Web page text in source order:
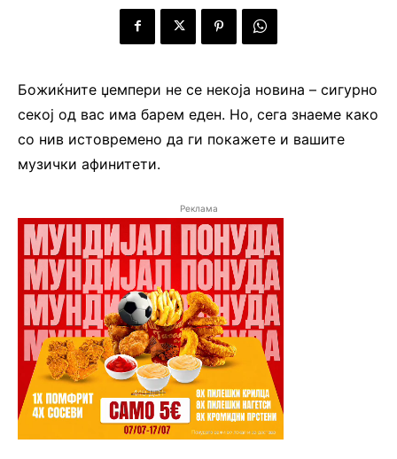
Божиќните џемпери не се некоја новина – сигурно
секој од вас има барем еден. Но, сега знаеме како
со нив истовремено да ги покажете и вашите
музички афинитети.
Реклама